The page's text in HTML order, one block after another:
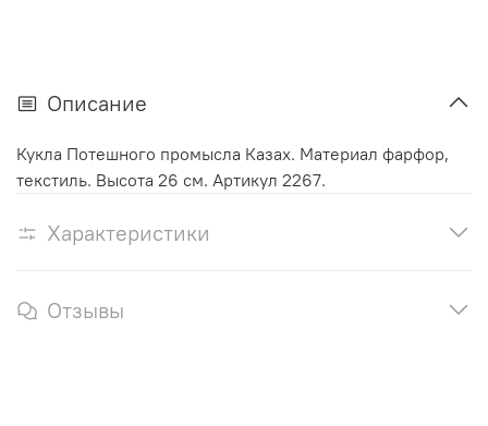
Описание
Кукла Потешного промысла Казах. Материал фарфор,
текстиль. Высота 26 см. Артикул 2267.
Характеристики
Отзывы